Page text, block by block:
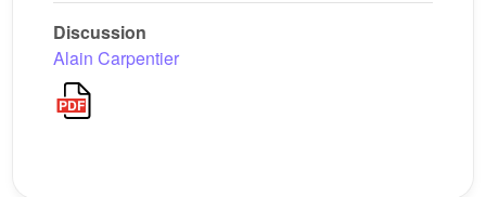
Discussion
Alain Carpentier